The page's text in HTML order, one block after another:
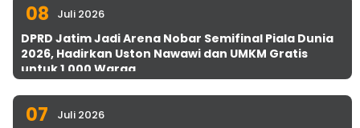
08 Juli 2026
DPRD Jatim Jadi Arena Nobar Semifinal Piala Dunia
2026, Hadirkan Uston Nawawi dan UMKM Gratis
untuk 1.000 Warga
07 Juli 2026